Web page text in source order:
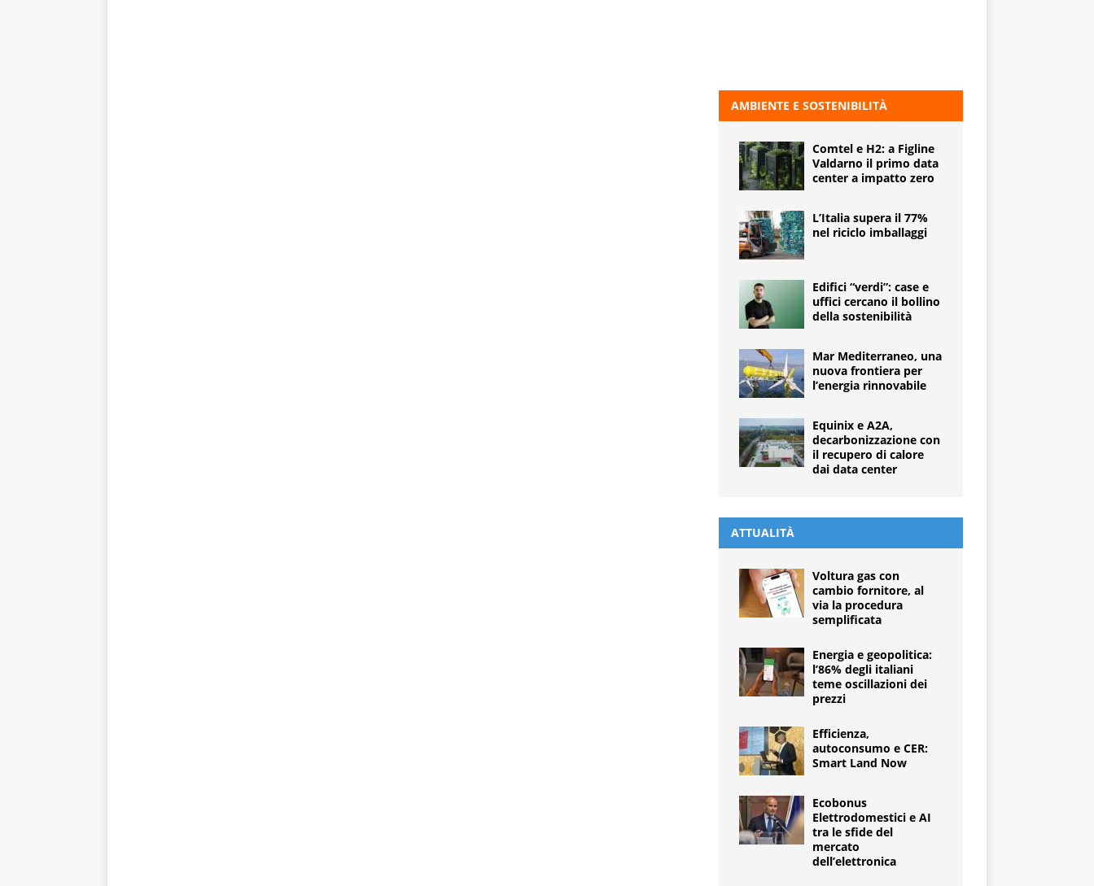
AMBIENTE E SOSTENIBILITÀ
Comtel e H2: a Figline
Valdarno il primo data
center a impatto zero
L’Italia supera il 77%
nel riciclo imballaggi
Edifici “verdi”: case e
uffici cercano il bollino
della sostenibilità
Mar Mediterraneo, una
nuova frontiera per
l’energia rinnovabile
Equinix e A2A,
decarbonizzazione con
il recupero di calore
dai data center
ATTUALITÀ
Voltura gas con
cambio fornitore, al
via la procedura
semplificata
Energia e geopolitica:
l’86% degli italiani
teme oscillazioni dei
prezzi
Efficienza,
autoconsumo e CER:
Smart Land Now
Ecobonus
Elettrodomestici e AI
tra le sfide del
mercato
dell’elettronica